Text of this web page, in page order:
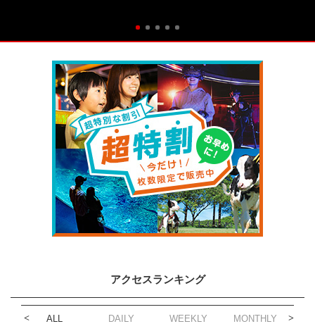
アクセスランキング
ALL DAILY WEEKLY MONTHLY